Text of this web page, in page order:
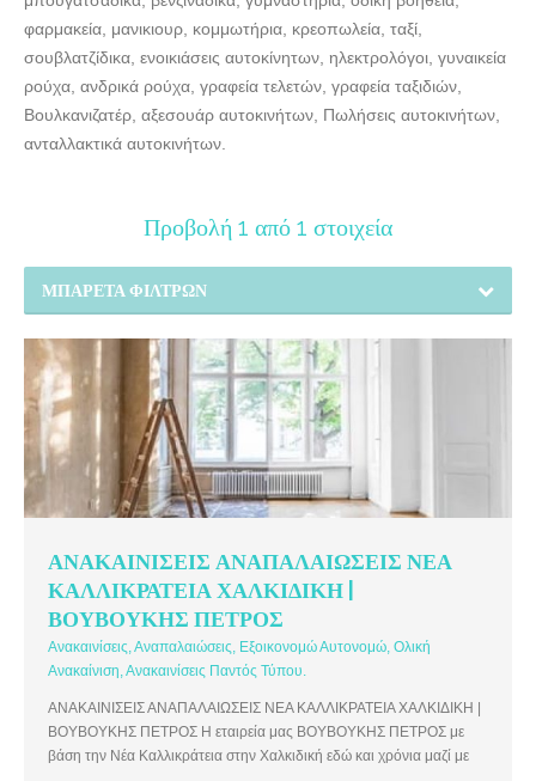
φαρμακεία, μανικιουρ, κομμωτήρια, κρεοπωλεία, ταξί,
σουβλατζίδικα, ενοικιάσεις αυτοκίνητων, ηλεκτρολόγοι, γυναικεία
ρούχα, ανδρικά ρούχα, γραφεία τελετών, γραφεία ταξιδιών,
Βουλκανιζατέρ, αξεσουάρ αυτοκινήτων, Πωλήσεις αυτοκινήτων,
ανταλλακτικά αυτοκινήτων.
Προβολή 1 από 1 στοιχεία
ΜΠΑΡΈΤΑ ΦΊΛΤΡΩΝ
ΑΝΑΚΑΙΝΙΣΕΙΣ ΑΝΑΠΑΛΑΙΩΣΕΙΣ ΝΕΑ
ΚΑΛΛΙΚΡΑΤΕΙΑ ΧΑΛΚΙΔΙΚΗ |
ΒΟΥΒΟΥΚΗΣ ΠΕΤΡΟΣ
Ανακαινίσεις, Αναπαλαιώσεις, Εξοικονομώ Αυτονομώ, Ολική
Ανακαίνιση, Ανακαινίσεις Παντός Τύπου.
ΑΝΑΚΑΙΝΙΣΕΙΣ ΑΝΑΠΑΛΑΙΩΣΕΙΣ ΝΕΑ ΚΑΛΛΙΚΡΑΤΕΙΑ ΧΑΛΚΙΔΙΚΗ |
ΒΟΥΒΟΥΚΗΣ ΠΕΤΡΟΣ Η εταιρεία μας ΒΟΥΒΟΥΚΗΣ ΠΕΤΡΟΣ με
βάση την Νέα Καλλικράτεια στην Χαλκιδική εδώ και χρόνια μαζί με